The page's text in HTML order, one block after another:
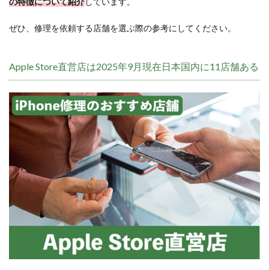
ぜひ、修理を依頼する店舗を選ぶ際の参考にしてください。
Apple Store直営店は2025年9月現在日本国内に11店舗ある